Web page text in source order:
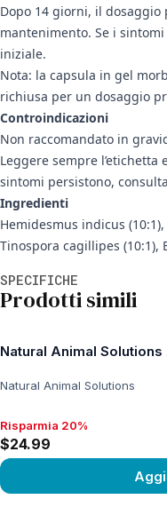
Dopo 14 giorni, il dosaggio
mantenimento. Se i
iniziale.
Nota: la capsula in gel
richiusa per un dosaggio
Controindicazioni
Non raccomandato in
Leggere sempre l’etichetta
sintomi persistono,
Ingredienti
Hemidesmus indicus
Tinospora cagillipes (10:1),
SPECIFICHE
Prodotti simili
Natural Animal
Natural Animal Solutions
Risparmia 20%, $24.99
Risparmia 20%
$24.99